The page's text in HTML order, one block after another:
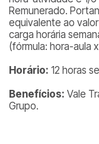
Remunerado.
equivalente ao
carga horária
(fórmula: hora-aula
Horário: 12 horas
Benefícios: Vale
Grupo.